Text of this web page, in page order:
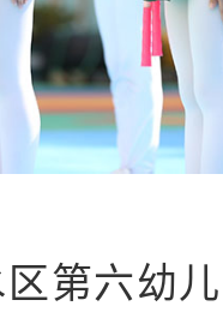
六幼儿